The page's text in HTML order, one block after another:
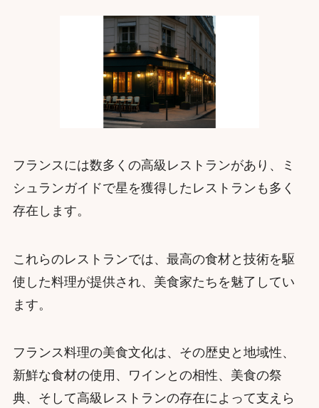
フランスには数多くの高級レストランがあり、ミ
シュランガイドで星を獲得したレストランも多く
存在します。
これらのレストランでは、最高の食材と技術を駆
使した料理が提供され、美食家たちを魅了してい
ます。
フランス料理の美食文化は、その歴史と地域性、
新鮮な食材の使用、ワインとの相性、美食の祭
典、そして高級レストランの存在によって支えら